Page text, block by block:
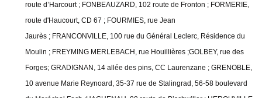
route d’Harcourt ; FONBEAUZARD, 102 route de Fronton ; FORMERIE,
route d'Haucourt, CD 67 ; FOURMIES, rue Jean
Jaurès ; FRANCONVILLE, 100 rue du Général Leclerc, Résidence du
Moulin ; FREYMING MERLEBACH, rue Houillières ;GOLBEY, rue des
Forges; GRADIGNAN, 14 allée des pins, CC Laurenzane ; GRENOBLE,
10 avenue Marie Reynoard, 35-37 rue de Stalingrad, 56-58 boulevard